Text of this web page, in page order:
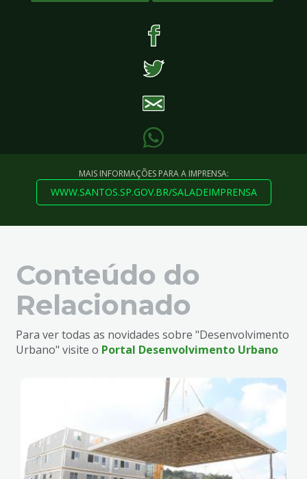
MAIS INFORMAÇÕES PARA A IMPRENSA:
WWW.SANTOS.SP.GOV.BR/SALADEIMPRENSA
Conteúdo do
Relacionado
Para ver todas as novidades sobre "Desenvolvimento
Urbano" visite o Portal Desenvolvimento Urbano